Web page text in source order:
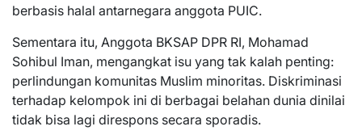
berbasis halal antarnegara anggota PUIC.
Sementara itu, Anggota BKSAP DPR RI, Mohamad
Sohibul Iman, mengangkat isu yang tak kalah penting:
perlindungan komunitas Muslim minoritas. Diskriminasi
terhadap kelompok ini di berbagai belahan dunia dinilai
tidak bisa lagi direspons secara sporadis.